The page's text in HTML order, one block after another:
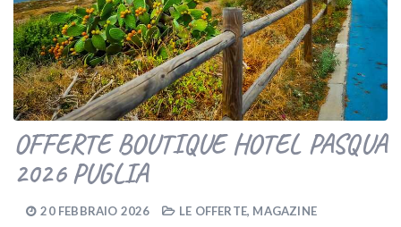
OFFERTE BOUTIQUE HOTEL PASQUA
2026 PUGLIA
20 FEBBRAIO 2026 LE OFFERTE, MAGAZINE